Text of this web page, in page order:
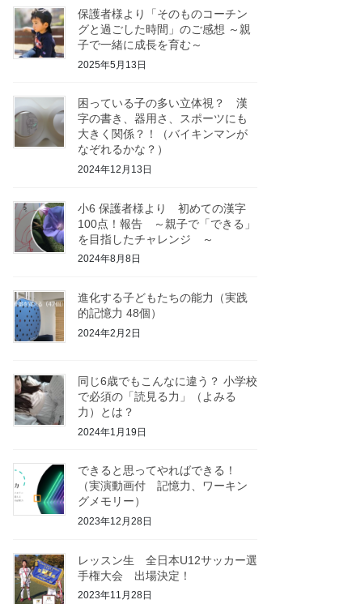
保護者様より「そのものコーチン
グと過ごした時間」のご感想 ～親
子で一緒に成長を育む～
2025年5月13日
困っている子の多い立体視？ 漢
字の書き、器用さ、スポーツにも
大きく関係？！（バイキンマンが
なぞれるかな？）
2024年12月13日
小6 保護者様より 初めての漢字
100点！報告 ～親子で「できる」
を目指したチャレンジ ～
2024年8月8日
進化する子どもたちの能力（実践
的記憶力 48個）
2024年2月2日
同じ6歳でもこんなに違う？ 小学校
で必須の「読見る力」（よみる
力）とは？
2024年1月19日
できると思ってやればできる！
（実演動画付 記憶力、ワーキン
グメモリー）
2023年12月28日
レッスン生 全日本U12サッカー選
手権大会 出場決定！
2023年11月28日